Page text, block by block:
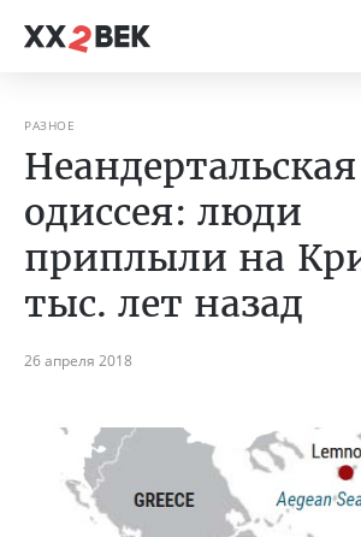
РАЗНОЕ
Неандертальская
одиссея: люди
приплыли на
тыс. лет назад
26 апреля 2018